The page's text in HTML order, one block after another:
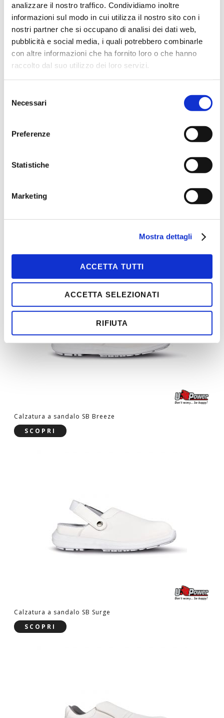
analizzare il nostro traffico. Condividiamo inoltre
informazioni sul modo in cui utilizza il nostro sito con i
nostri partner che si occupano di analisi dei dati web,
pubblicità e social media, i quali potrebbero combinarle
con altre informazioni che ha fornito loro o che hanno
raccolto dal suo utilizzo dei loro servizi.
delNecessari
Preferenze
Statistiche
Marketing
Mostra dettagli
ACCETTA TUTTI
ACCETTA SELEZIONATI
RIFIUTA
Calzatura a zoccolo in pelle SB
SCOPRI
Calzatura a sandalo no safety
Calzatura a sandalo SB Breeze
SCOPRI
Calzatura a sandalo SB Surge
SCOPRI